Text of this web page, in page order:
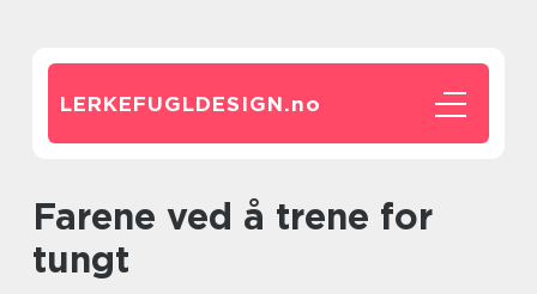
LERKEFUGLDESIGN.no
Farene ved å trene for
tungt